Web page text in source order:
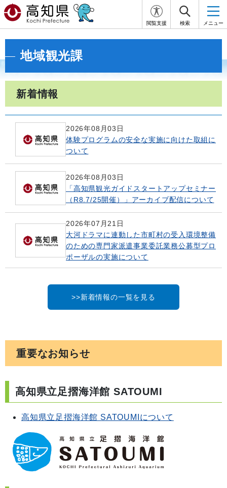
閲覧支援 検索 メニュー
地域観光課
新着情報
2026年08月03日
体験プログラムの安全な実施に向けた取組に
ついて
2026年08月03日
「高知県観光ガイドスタートアップセミナー
（R8.7/25開催）」アーカイブ配信について
2026年07月21日
大河ドラマに連動した市町村の受入環境整備
のための専門家派遣事業委託業務公募型プロ
ポーザルの実施について
>>新着情報の一覧を見る
重要なお知らせ
高知県立足摺海洋館 SATOUMI
高知県立足摺海洋館 SATOUMIについて